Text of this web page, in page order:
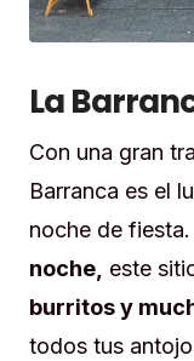
La
Con una gran
Barranca es el
noche de
noche, este
burritos y
todos tus